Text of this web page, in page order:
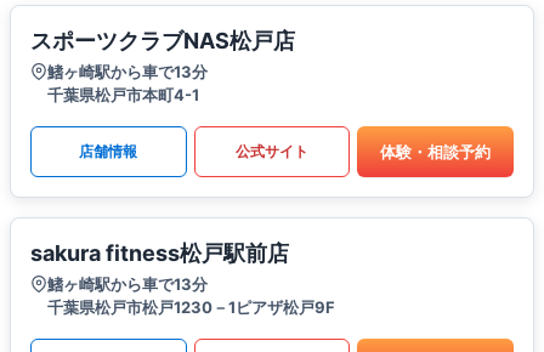
スポーツクラブNAS松戸店
鰭ヶ崎駅から車で13分
千葉県松戸市本町4-1
店舗情報 公式サイト 体験・相談予約
sakura fitness松戸駅前店
鰭ヶ崎駅から車で13分
千葉県松戸市松戸1230－1ピアザ松戸9F